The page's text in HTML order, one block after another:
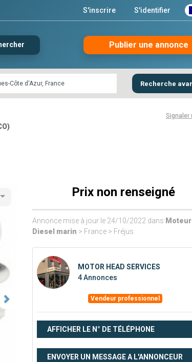
S'inscrire S'identifier
Publier une annonce
Recherche
Signaler
Prix non renseigné
Annonce mise à jour le 24/10/2022 dans Moteur
Diesel marin > France > Fréjus
MOTOR HEAD SERVICES
4 Annonces
Vendeur professionnel
AFFICHER LE N° DE TÉLÉPHONE
ENVOYER UN MESSAGE A L'ANNONCEUR